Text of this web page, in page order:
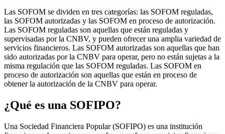
Las SOFOM se dividen en tres categorías: las SOFOM reguladas,
las SOFOM autorizadas y las SOFOM en proceso de autorización.
Las SOFOM reguladas son aquellas que están reguladas y
supervisadas por la CNBV, y pueden ofrecer una amplia variedad de
servicios financieros. Las SOFOM autorizadas son aquellas que han
sido autorizadas por la CNBV para operar, pero no están sujetas a la
misma regulación que las SOFOM reguladas. Las SOFOM en
proceso de autorización son aquellas que están en proceso de
obtener la autorización de la CNBV para operar.
¿Qué es una SOFIPO?
Una Sociedad Financiera Popular (SOFIPO) es una institución